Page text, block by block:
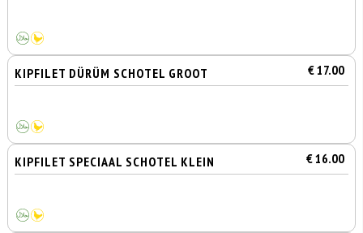
KIPFILET DÜRÜM SCHOTEL GROOT € 17.00
KIPFILET SPECIAAL SCHOTEL KLEIN € 16.00